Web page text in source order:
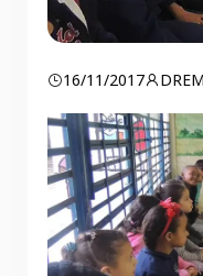
16/11/2017